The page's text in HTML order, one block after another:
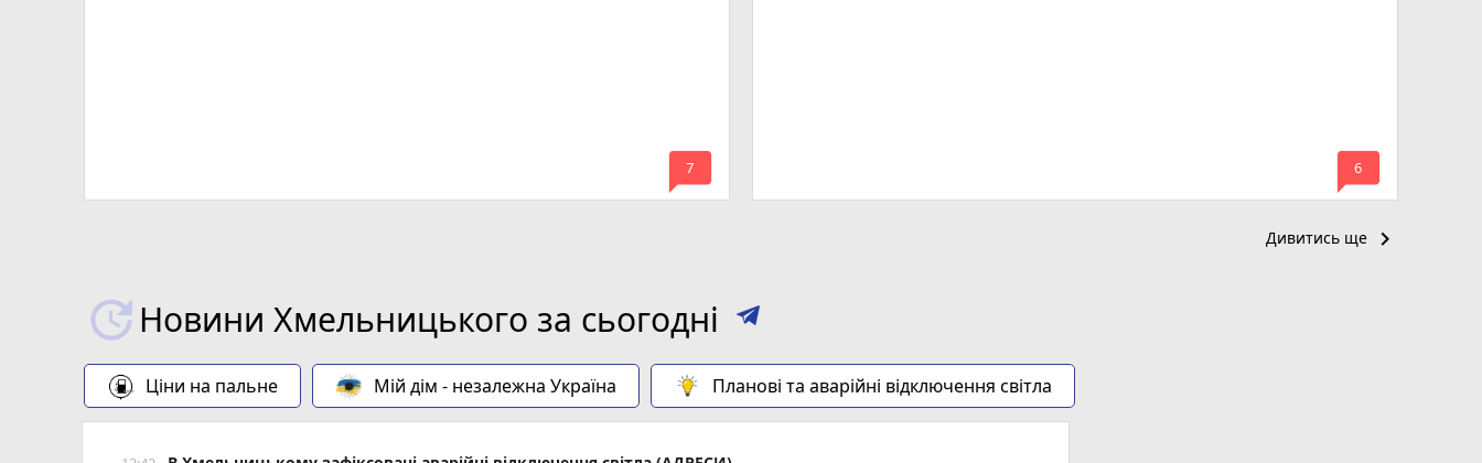
mode_comment
7 mode_comment
6
Дивитись ще keyboard_arrow_right
Новини Хмельницького за сьогодні
Ціни на пальне Мій дім - незалежна Україна Планові та аварійні відключення світла